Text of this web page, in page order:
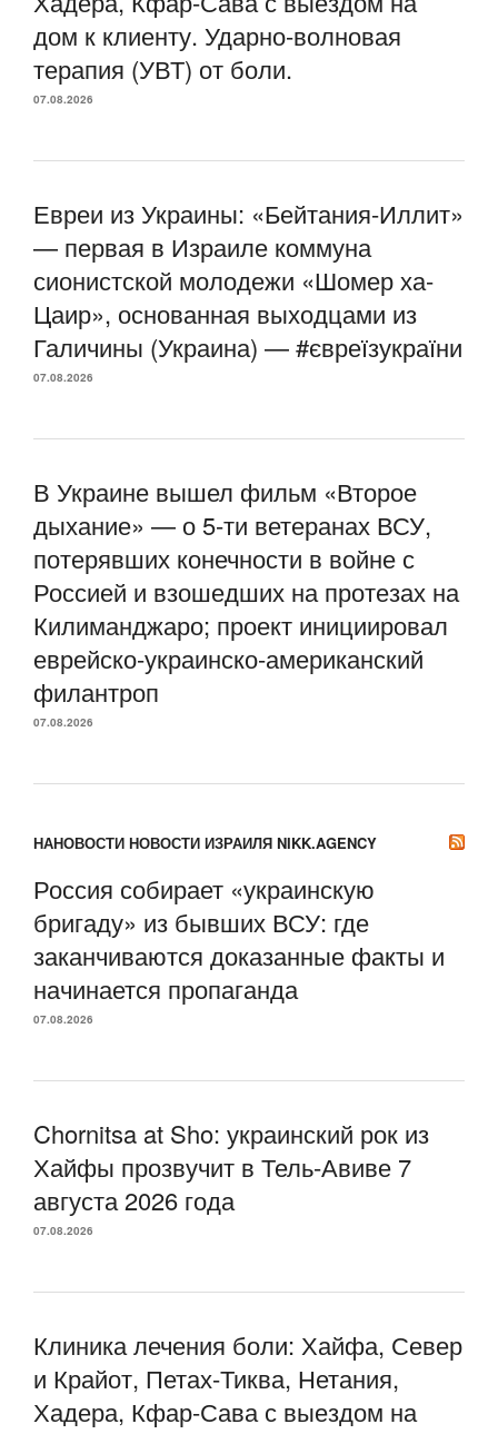
дом к клиенту. Ударно-волновая
терапия (УВТ) от боли.
07.08.2026
Евреи из Украины: «Бейтания-Иллит»
— первая в Израиле коммуна
сионистской молодежи «Шомер ха-
Цаир», основанная выходцами из
Галичины (Украина) — #євреїзукраїни
07.08.2026
В Украине вышел фильм «Второе
дыхание» — о 5-ти ветеранах ВСУ,
потерявших конечности в войне с
Россией и взошедших на протезах на
Килиманджаро; проект инициировал
еврейско-украинско-американский
филантроп
07.08.2026
НАНОВОСТИ НОВОСТИ ИЗРАИЛЯ NIKK.AGENCY
Россия собирает «украинскую
бригаду» из бывших ВСУ: где
заканчиваются доказанные факты и
начинается пропаганда
07.08.2026
Chornitsa at Sho: украинский рок из
Хайфы прозвучит в Тель-Авиве 7
августа 2026 года
07.08.2026
Клиника лечения боли: Хайфа, Север
и Крайот, Петах-Тиква, Нетания,
Хадера, Кфар-Сава с выездом на